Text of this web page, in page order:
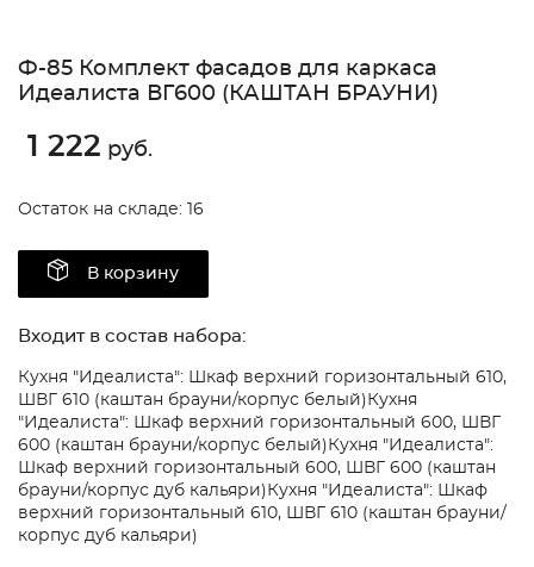
Ф-85 Комплект фасадов для каркаса
Идеалиста ВГ600 (КАШТАН БРАУНИ)
1 222 руб.
Остаток на складе: 16
В корзину
Входит в состав набора:
Кухня "Идеалиста": Шкаф верхний горизонтальный 610,
ШВГ 610 (каштан брауни/корпус белый) Кухня
"Идеалиста": Шкаф верхний горизонтальный 600, ШВГ
600 (каштан брауни/корпус белый) Кухня "Идеалиста":
Шкаф верхний горизонтальный 600, ШВГ 600 (каштан
брауни/корпус дуб кальяри) Кухня "Идеалиста": Шкаф
верхний горизонтальный 610, ШВГ 610 (каштан брауни/
корпус дуб кальяри)